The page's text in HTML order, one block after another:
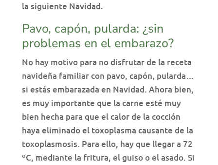
la siguiente Navidad.
Pavo, capón, pularda: ¿sin
problemas en el embarazo?
No hay motivo para no disfrutar de la receta
navideña familiar con pavo, capón, pularda…
si estás embarazada en Navidad. Ahora bien,
es muy importante que la carne esté muy
bien hecha para que el calor de la cocción
haya eliminado el toxoplasma causante de la
toxoplasmosis. Para ello, hay que llegar a 72
ºC, mediante la fritura, el guiso o el asado. Si